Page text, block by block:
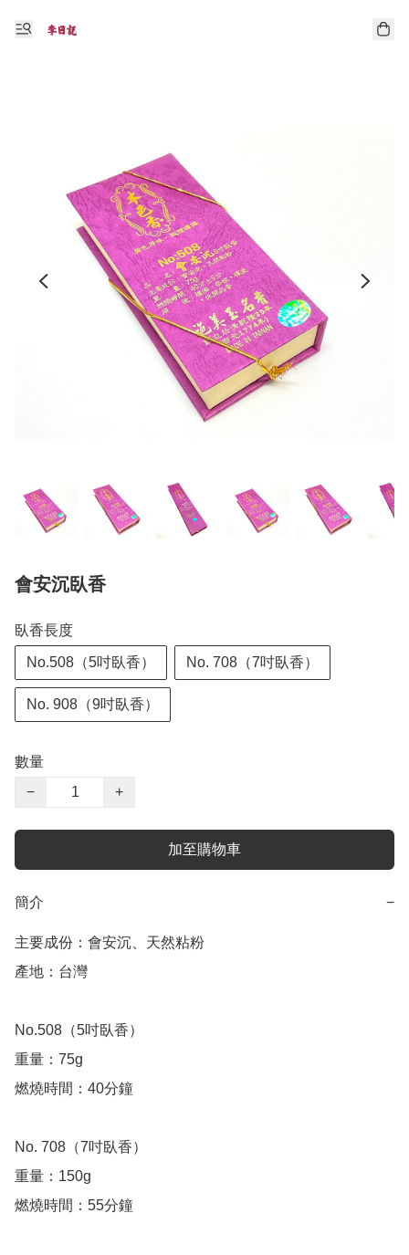
會安沉臥香
臥香長度
No.508（5吋臥香） No. 708（7吋臥香）
No. 908（9吋臥香）
數量
−
+
加至購物車
簡介 −
主要成份：會安沉、天然粘粉
產地：台灣
No.508（5吋臥香）
重量：75g
燃燒時間：40分鐘
No. 708（7吋臥香）
重量：150g
燃燒時間：55分鐘